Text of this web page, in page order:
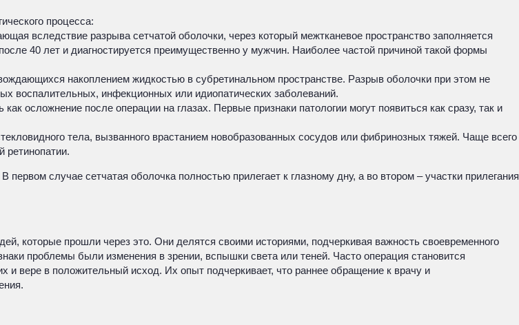
процесса:
вследствие разрыва сетчатой оболочки, через который межтканевое пространство заполняется
40 лет и диагностируется преимущественно у мужчин. Наиболее частой причиной такой формы
накоплением жидкостью в субретинальном пространстве. Разрыв оболочки при этом не
воспалительных, инфекционных или идиопатических заболеваний.
осложнение после операции на глазах. Первые признаки патологии могут появиться как сразу, так и
тела, вызванного врастанием новобразованных сосудов или фибринозных тяжей. Чаще всего
ретинопатии.
случае сетчатая оболочка полностью прилегает к глазному дну, а во втором – участки прилегания
которые прошли через это. Они делятся своими историями, подчеркивая важность своевременного
проблемы были изменения в зрении, вспышки света или теней. Часто операция становится
вере в положительный исход. Их опыт подчеркивает, что раннее обращение к врачу и